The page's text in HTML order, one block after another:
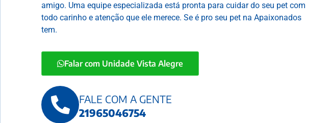
amigo. Uma equipe especializada está pronta para cuidar do seu pet com
todo carinho e atenção que ele merece. Se é pro seu pet na Apaixonados
tem.
Falar com Unidade Vista Alegre
FALE COM A GENTE
21965046754